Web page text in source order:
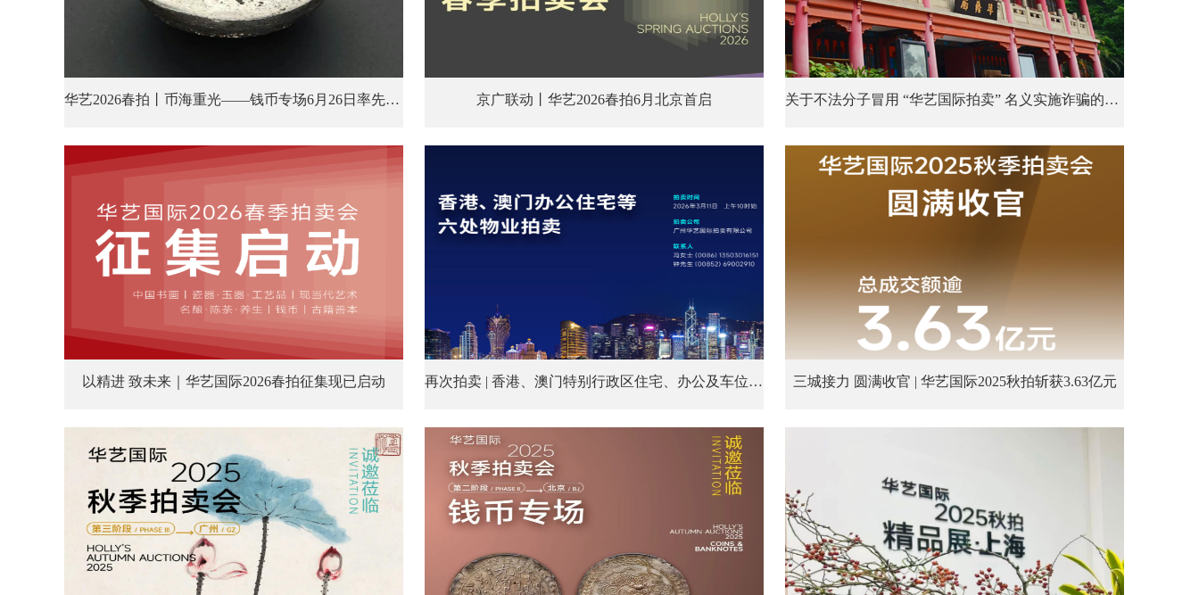
华艺2026春拍丨币海重光——钱币专场6月26日率先登场 京广联动丨华艺2026春拍6月北京首启 关于不法分子冒用 “华艺国际拍卖” 名义实施诈骗的声明
以精进 致未来｜华艺国际2026春拍征集现已启动 再次拍卖 | 香港、澳门特别行政区住宅、办公及车位等六处物业 三城接力 圆满收官 | 华艺国际2025秋拍斩获3.63亿元